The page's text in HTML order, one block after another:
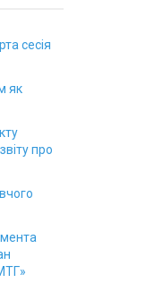
сесія
як
про